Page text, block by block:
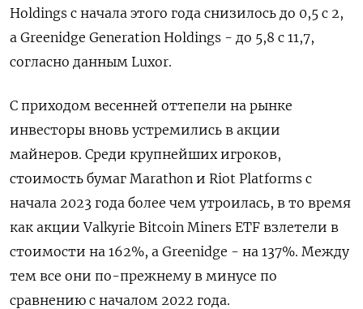
Holdings с начала этого года снизилось до 0,5 с 2,
а Greenidge Generation Holdings - до 5,8 с 11,7,
согласно данным Luxor.
С приходом весенней оттепели на рынке
инвесторы вновь устремились в акции
майнеров. Среди крупнейших игроков,
стоимость бумаг Marathon и Riot Platforms с
начала 2023 года более чем утроилась, в то время
как акции Valkyrie Bitcoin Miners ETF взлетели в
стоимости на 162%, а Greenidge - на 137%. Между
тем все они по-прежнему в минусе по
сравнению с началом 2022 года.